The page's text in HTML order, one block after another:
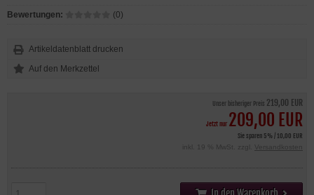
Unser bisheriger Preis 219,00 EUR
Jetzt nur 209,00 EUR
Sie sparen 5% / 10,00 EUR
inkl. 19 % MwSt. zzgl.
Versandkosten
Bewertungen:
(0)
Artikeldatenblatt drucken